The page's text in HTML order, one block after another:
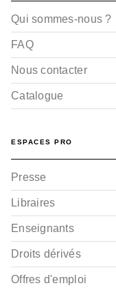
Qui sommes-nous ?
FAQ
Nous contacter
Catalogue
ESPACES PRO
Presse
Libraires
Enseignants
Droits dérivés
Offres d'emploi